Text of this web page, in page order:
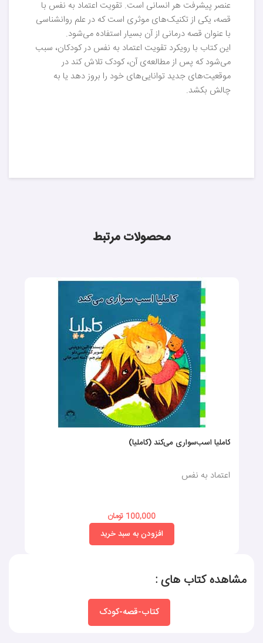
عنصر پیشرفت هر انسانی است. تقویت اعتماد به نفس با
قصه‌، یکی از تکنیک‌های موثری است که در علم روانشناسی
با عنوان قصه درمانی از آن بسیار استفاده می‌شود.
این کتاب با رویکرد تقویت اعتماد به نفس در کودکان، سبب
می‌شود که پس از مطالعه‌ی آن، کودک تلاش کند در
موقعیت‌های جدید توانایی‌های خود را بروز دهد یا به
چالش بکشد.
محصولات مرتبط
کاملیا اسب‌سواری می‌کند (کاملیا)
اعتماد به نفس
100,000 تومان
افزودن به سبد خرید
مشاهده کتاب های :
کتاب-قصه-کودک